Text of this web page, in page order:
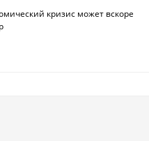
кризис может вскоре